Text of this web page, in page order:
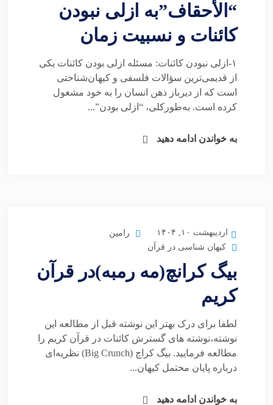
“الأحقاف”به ازلی نبودن
کائنات و نسبیت زمان
۱-ازلی نبودن کائنات: مسئله ازلی بودن کائنات یکی
از قدیمی‌ترین سؤالات فلسفی و کیهان‌شناختی
است که از دیرباز ذهن انسان را به خود مشغول
کرده است. به‌طورکلی، “ازلی بودن”...
به خواندن ادامه دهید
اردیبهشت ۱۰, ۱۴۰۴
رامین
کیهان شناسی در قرآن
بیگ کرانچ(مه رمبه)در قرآن
کریم
لطفا برای درک بهتر این نوشته قبل از مطالعه این
نوشته،نوشته های گسترش کائنات در قرآن کریم را
مطالعه فرمایید. بیگ کراچ (Big Crunch) نظریه‌ای
درباره پایان محتمل کیهان...
به خواندن ادامه دهید